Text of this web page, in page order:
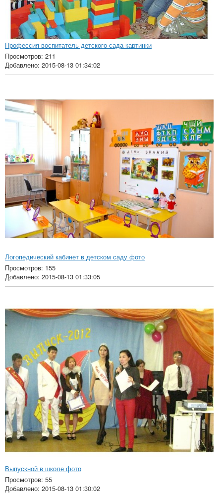
Профессия воспитатель детского сада картинки
Просмотров: 211
Добавлено: 2015-08-13 01:34:02
Логопедический кабинет в детском саду фото
Просмотров: 155
Добавлено: 2015-08-13 01:33:05
Выпускной в школе фото
Просмотров: 55
Добавлено: 2015-08-13 01:30:02